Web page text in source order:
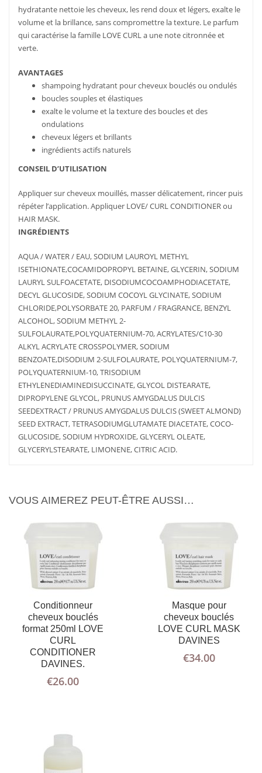
hydratante nettoie les cheveux, les rend doux et légers, exalte le
volume et la brillance, sans compromettre la texture. Le parfum
qui caractérise la famille LOVE CURL a une note citronnée et
verte.
AVANTAGES
shampoing hydratant pour cheveux bouclés ou ondulés
boucles souples et élastiques
exalte le volume et la texture des boucles et des
ondulations
cheveux légers et brillants
ingrédients actifs naturels
CONSEIL D’UTILISATION
Appliquer sur cheveux mouillés, masser délicatement, rincer puis
répéter l’application. Appliquer LOVE/ CURL CONDITIONER ou
HAIR MASK.
INGRÉDIENTS
AQUA / WATER / EAU, SODIUM LAUROYL METHYL
ISETHIONATE,COCAMIDOPROPYL BETAINE, GLYCERIN, SODIUM
LAURYL SULFOACETATE, DISODIUMCOCOAMPHODIACETATE,
DECYL GLUCOSIDE, SODIUM COCOYL GLYCINATE, SODIUM
CHLORIDE,POLYSORBATE 20, PARFUM / FRAGRANCE, BENZYL
ALCOHOL, SODIUM METHYL 2-
SULFOLAURATE,POLYQUATERNIUM-70, ACRYLATES/C10-30
ALKYL ACRYLATE CROSSPOLYMER, SODIUM
BENZOATE,DISODIUM 2-SULFOLAURATE, POLYQUATERNIUM-7,
POLYQUATERNIUM-10, TRISODIUM
ETHYLENEDIAMINEDISUCCINATE, GLYCOL DISTEARATE,
DIPROPYLENE GLYCOL, PRUNUS AMYGDALUS DULCIS
SEEDEXTRACT / PRUNUS AMYGDALUS DULCIS (SWEET ALMOND)
SEED EXTRACT, TETRASODIUMGLUTAMATE DIACETATE, COCO-
GLUCOSIDE, SODIUM HYDROXIDE, GLYCERYL OLEATE,
GLYCERYLSTEARATE, LIMONENE, CITRIC ACID.
VOUS AIMEREZ PEUT-ÊTRE AUSSI…
Conditionneur
cheveux bouclés
format 250ml LOVE
CURL
CONDITIONER
DAVINES.
€26.00
AJOUTER
AU PANIER
PLUS
D'INFOS
Masque pour
cheveux bouclés
LOVE CURL MASK
DAVINES
€34.00
AJOUTER
AU PANIER
PLUS
D'INFOS
AJOUTER
AU PANIER
PLUS
D'INFOS